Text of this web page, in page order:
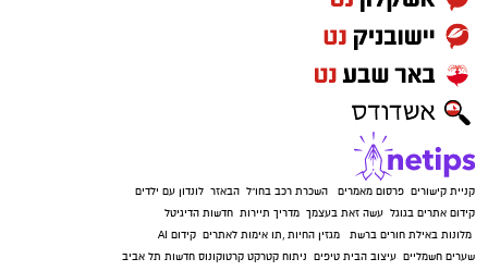
קניית קישורים פרסום מאמרים השכרת רכב בחו"ל הבאזר לונדון עם ילדים
קידום אתרים בגוגל עשה זאת בעצמך מדריך תיירות חדשות הדיגיטל
מלונות באילת חורים ברשת מגזין החיות ,תו אימות לאתרים קידום AI
שערים חשמליים עיצוב הבית טיפים ניתוח קטרקט קרטוקונוס חדשות תל אביב